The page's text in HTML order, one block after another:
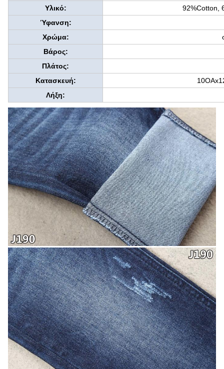
Υλικό:
92%Cotton,
Ύφανση:
Χρώμα:
Βάρος:
Πλάτος:
Κατασκευή:
Λήξη: